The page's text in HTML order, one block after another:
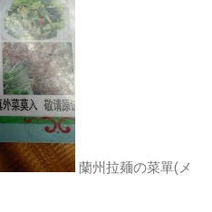
蘭州拉麺の菜單(メ